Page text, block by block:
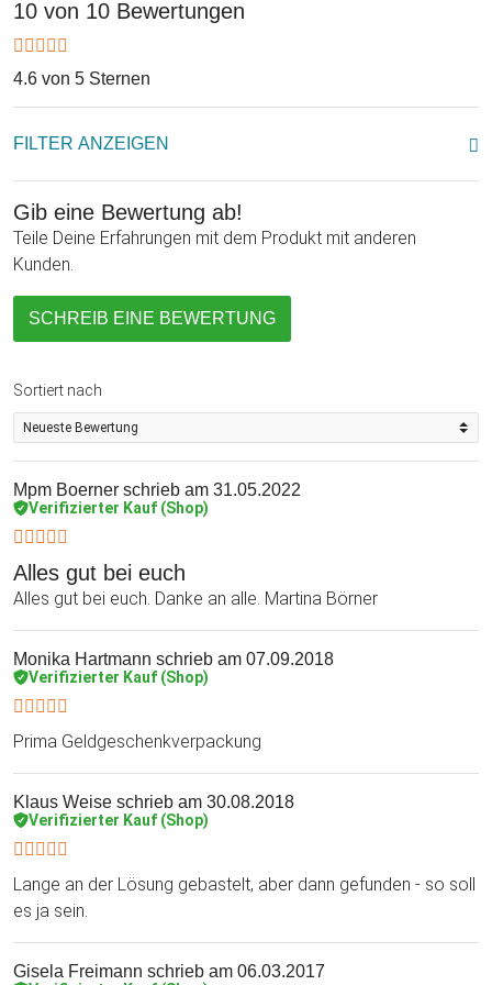
Schublade der hellen Holzbox graviert. Wähle zusätzlich
eines unserer beiden Motive - die romantischen, ineinander
verschlungenen, Herzen oder die symbolträchtigen Ringe, die
für die Ehe stehen. Die Magische IQ Box Hell zur Hochzeit ist
das ideale Hochzeitsgeschenk mit großem Erinnerungswert
10 von 10 Bewertungen
4.6 von 5 Sternen
FILTER ANZEIGEN
Gib eine Bewertung ab!
Teile Deine Erfahrungen mit dem Produkt mit anderen
Kunden.
SCHREIB EINE BEWERTUNG
Sortiert nach
Mpm Boerner schrieb am 31.05.2022
Verifizierter Kauf (Shop)
Alles gut bei euch
Alles gut bei euch. Danke an alle. Martina Börner
Monika Hartmann schrieb am 07.09.2018
Verifizierter Kauf (Shop)
Prima Geldgeschenkverpackung
Klaus Weise schrieb am 30.08.2018
Verifizierter Kauf (Shop)
Lange an der Lösung gebastelt, aber dann gefunden - so soll
es ja sein.
Gisela Freimann schrieb am 06.03.2017